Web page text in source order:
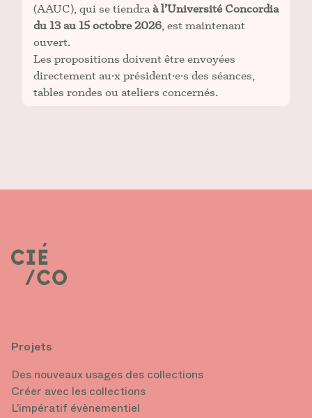
(AAUC), qui se tiendra à l’Université Concordia
du 13 au 15 octobre 2026 , est maintenant
ouvert.
Les propositions doivent être envoyées
directement au·x président·e·s des séances,
tables rondes ou ateliers concernés.
Projets
Des nouveaux usages des collections
Créer avec les collections
L’impératif évènementiel